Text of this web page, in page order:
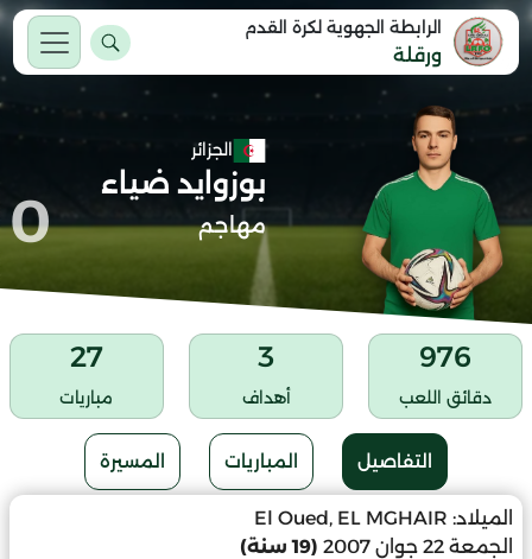
الرابطة الجهوية لكرة القدم
ورقلة
الجزائر
بوزوايد ضياء
مهاجم 0
976
دقائق اللعب
3
أهداف
27
مباريات
التفاصيل المباريات المسيرة
الميلاد: El Oued, EL MGHAIR
الجمعة 22 جوان 2007
(19 سنة)